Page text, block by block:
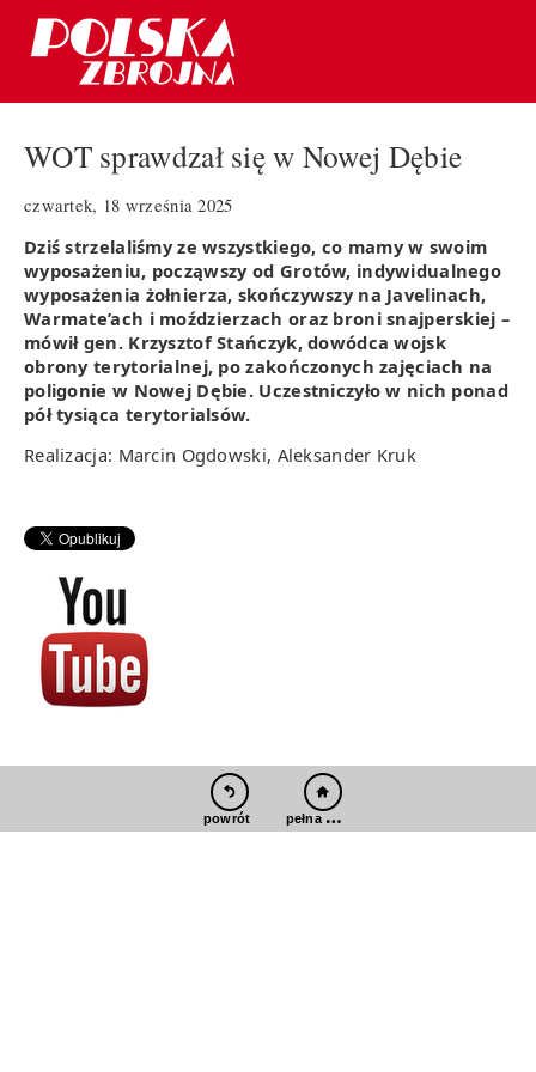
WOT sprawdzał się w Nowej Dębie
czwartek, 18 września 2025
Dziś strzelaliśmy ze wszystkiego, co mamy w swoim
wyposażeniu, począwszy od Grotów, indywidualnego
wyposażenia żołnierza, skończywszy na Javelinach,
Warmate’ach i moździerzach oraz broni snajperskiej –
mówił gen. Krzysztof Stańczyk, dowódca wojsk
obrony terytorialnej, po zakończonych zajęciach na
poligonie w Nowej Dębie. Uczestniczyło w nich ponad
pół tysiąca terytorialsów.
Realizacja: Marcin Ogdowski, Aleksander Kruk
powrót pełna wersja